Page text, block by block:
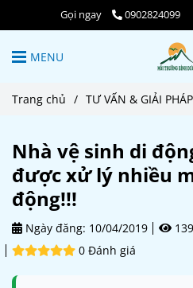
Gọi ngay 0902824099
MENU
Trang chủ / TƯ VẤN & GIẢI PHÁP
Nhà vệ sinh di
được xử lý nhiều
động!!!
Ngày đăng: 10/04/2019
0 Đánh giá